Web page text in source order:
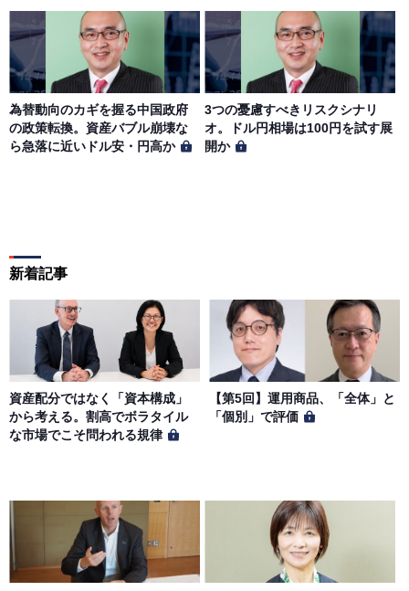
為替動向のカギを握る中国政府
の政策転換。資産バブル崩壊な
ら急落に近いドル安・円高か
3つの憂慮すべきリスクシナリ
オ。ドル円相場は100円を試す展
開か
新着記事
資産配分ではなく「資本構成」
から考える。割高でボラタイル
な市場でこそ問われる規律
【第5回】運用商品、「全体」と
「個別」で評価